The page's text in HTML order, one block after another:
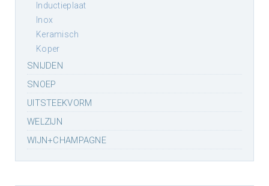
inductieplaat
inox
keramisch
koper
SNIJDEN
SNOEP
UITSTEEKVORM
WELZIJN
WIJN+CHAMPAGNE